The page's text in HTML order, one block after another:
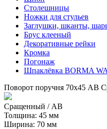
Столешницы
Ножки для стульев
Заглушки, шканты,
Брус клееный
Декоративные рейки
Кромка
Погонаж
Шпаклёвка BORMA
Поворот поручня 70х45 АВ
Сращенный / AB
Толщина: 45 мм
Ширина: 70 мм